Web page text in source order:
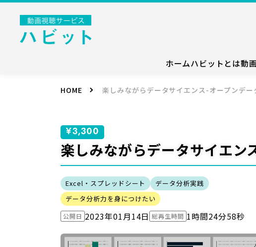
ホームハビットとは動
HOME 楽しみながらデータサイエンス-オープンデー
¥3,300
楽しみながらデータサイエン
Excel・スプレッドシート
データ分析実践
データ分析力を身につけたい
公開日 2023年01月14日 総再生時間 1時間24分58秒